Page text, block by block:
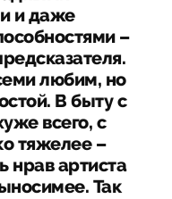
и даже
–
любим, но
В быту с
всего, с
тяжелее –
нрав артиста
Так